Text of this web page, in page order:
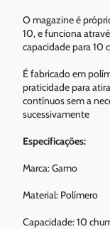
O magazine é
10, e funciona
capacidade para 10
É fabricado em
praticidade para
contínuos sem a
sucessivamente
Especificações:
Marca: Gamo
Material: Polímero
Capacidade: 10